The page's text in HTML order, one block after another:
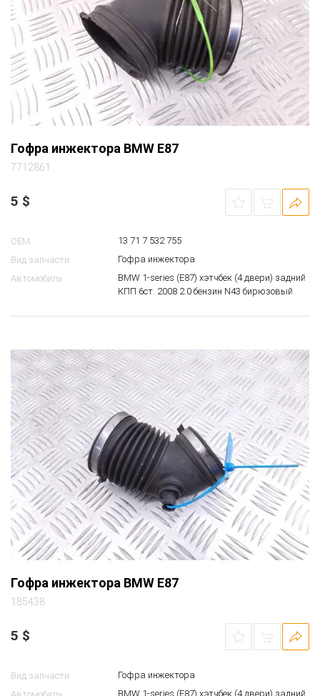
Гофра инжектора BMW E87
7712861
5 $
OEM
13 71 7 532 755
Вид запчасти
Гофра инжектора
Автомобиль
BMW 1-series (E87) хэтчбек (4 двери) задний
КПП 6ст. 2008 2.0 бензин N43 бирюзовый
Гофра инжектора BMW E87
185438
5 $
Вид запчасти
Гофра инжектора
BMW 1-series (E87) хэтчбек (4 двери) задний